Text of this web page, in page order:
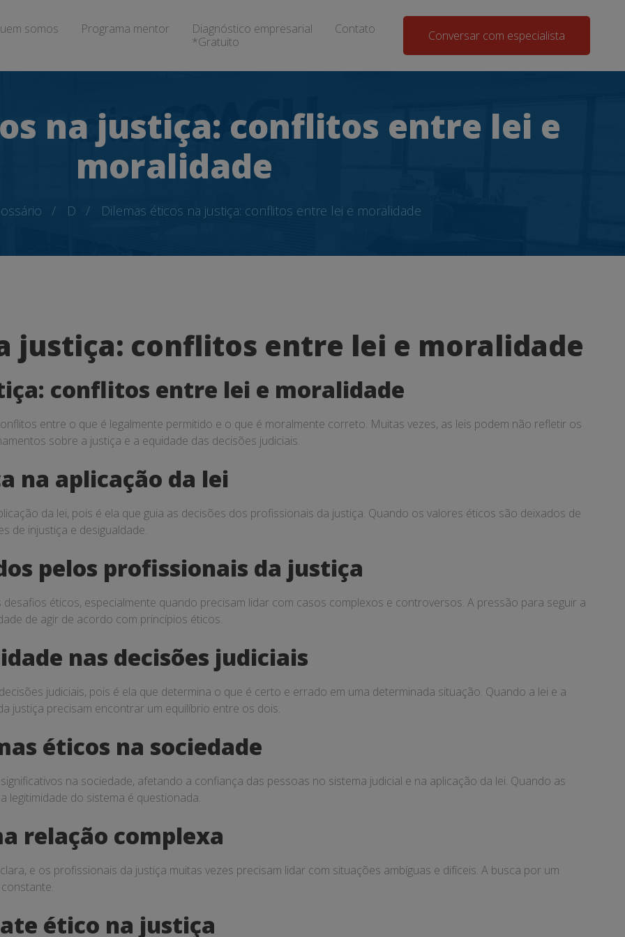
somos Programa mentor
Diagnóstico empresarial
*Gratuito
Contato Conversar com especialista
na justiça: conflitos entre lei e
moralidade
D Dilemas éticos na justiça: conflitos entre lei e moralidade
justiça: conflitos entre lei e moralidade
conflitos entre lei e moralidade
entre o que é legalmente permitido e o que é moralmente correto. Muitas vezes, as leis podem não refletir os
sobre a justiça e a equidade das decisões judiciais.
na aplicação da lei
da lei, pois é ela que guia as decisões dos profissionais da justiça. Quando os valores éticos são deixados de
de injustiça e desigualdade.
pelos profissionais da justiça
éticos, especialmente quando precisam lidar com casos complexos e controversos. A pressão para seguir a
de agir de acordo com princípios éticos.
nas decisões judiciais
judiciais, pois é ela que determina o que é certo e errado em uma determinada situação. Quando a lei e a
justiça precisam encontrar um equilíbrio entre os dois.
éticos na sociedade
na sociedade, afetando a confiança das pessoas no sistema judicial e na aplicação da lei. Quando as
legitimidade do sistema é questionada.
relação complexa
e os profissionais da justiça muitas vezes precisam lidar com situações ambíguas e difíceis. A busca por um
ético na justiça